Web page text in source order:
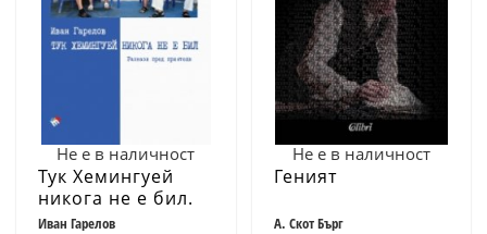
Не е в наличност
Тук Хемингуей
никога не е бил.
Разкази пред
Иван Гарелов
Не е в наличност
Геният
А. Скот Бърг